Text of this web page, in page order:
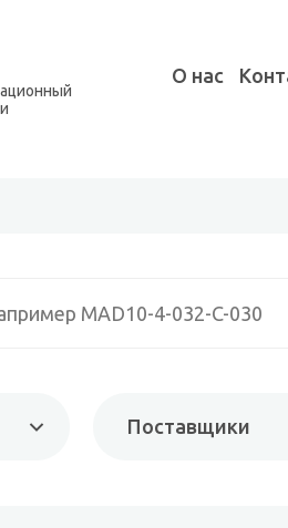
О нас
Поставщики